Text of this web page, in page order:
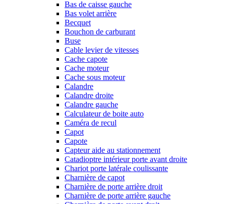
Bas de caisse gauche
Bas volet arrière
Becquet
Bouchon de carburant
Buse
Cable levier de vitesses
Cache capote
Cache moteur
Cache sous moteur
Calandre
Calandre droite
Calandre gauche
Calculateur de boite auto
Caméra de recul
Capot
Capote
Capteur aide au stationnement
Catadioptre intérieur porte avant droite
Chariot porte latérale coulissante
Charnière de capot
Charnière de porte arrière droit
Charnière de porte arrière gauche